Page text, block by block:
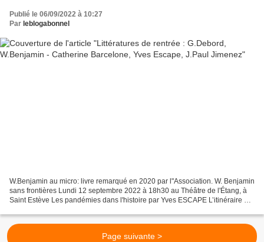
Publié le 06/09/2022 à 10:27
Par leblogabonnel
W.Benjamin au micro: livre remarqué en 2020 par l"Association. W. Benjamin
sans frontières Lundi 12 septembre 2022 à 18h30 au Théâtre de l'Étang, à
Saint Estève Les pandémies dans l'histoire par Yves ESCAPE L’itinéraire de
Page suivante >